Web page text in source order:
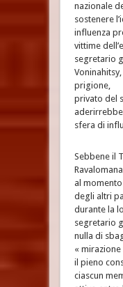
nazionale
sostenere
influenza
vittime
segretario
prigione,
privato del
aderirrebbe
sfera di
Sebbene il
al
degli altri
durante la
segretario
nulla di
«
il pieno
ciascun